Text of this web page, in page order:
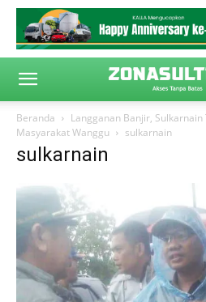
Beranda
Langganan Banjir, Sulkarnain
Masyarakat Wanggu
sulkarnain
sulkarnain